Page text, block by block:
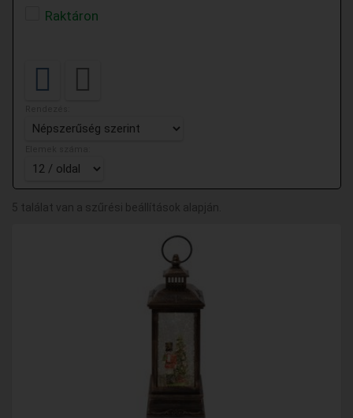
Raktáron
5 találat van a szűrési beállítások alapján.